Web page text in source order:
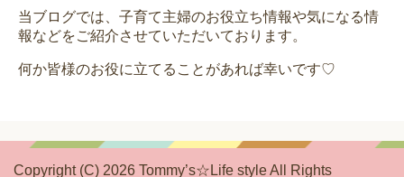
当ブログでは、子育て主婦のお役立ち情報や気になる情
報などをご紹介させていただいております。
何か皆様のお役に立てることがあれば幸いです♡
Copyright (C) 2026 Tommy’s☆Life styleAll Rights